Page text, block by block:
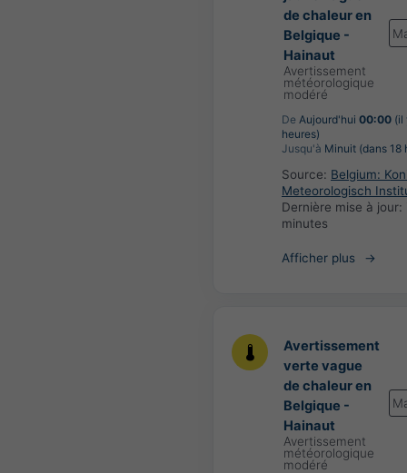
de chaleur en
Belgique -
Hainaut
Avertissement
météorologique
modéré
De Aujourd'hui 00:00 (il
heures)
Jusqu'à Minuit (dans 18
Source: Belgium:
Meteorologisch
Dernière mise à jour:
minutes
Afficher plus
Avertissement
verte vague
de chaleur en
Belgique -
Hainaut
Avertissement
météorologique
modéré